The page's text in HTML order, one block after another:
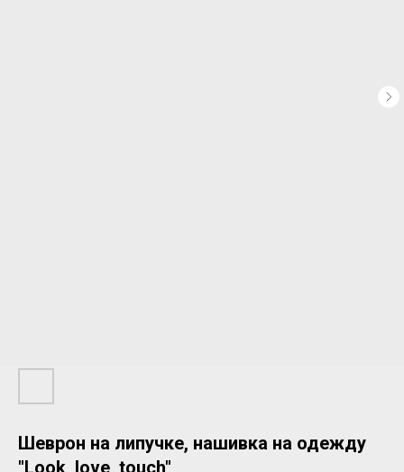
Шеврон на липучке, нашивка на одежду
"Look, love, touch"